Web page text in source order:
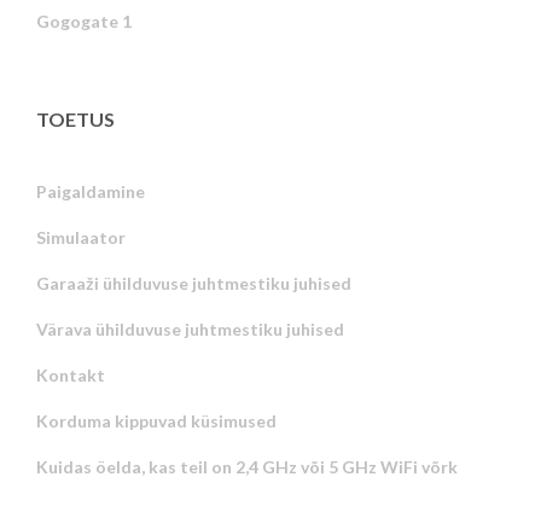
Gogogate 1
TOETUS
Paigaldamine
Simulaator
Garaaži ühilduvuse juhtmestiku juhised
Värava ühilduvuse juhtmestiku juhised
Kontakt
Korduma kippuvad küsimused
Kuidas öelda, kas teil on 2,4 GHz või 5 GHz WiFi võrk